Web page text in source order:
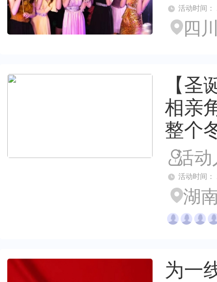
活动时间：
四
【
相亲
整个
活
活动时间：
湖
为一